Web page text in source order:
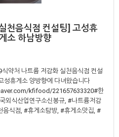
천음식점 컨설팅] 고성휴
소 하남방향
약처 나트륨 저감화 실천음식점 컨설
성휴게소 양방향에 다녀왔습니다
kfifood/221657633320#한
외식산업연구소신봉규, #나트륨저감
식점, #휴게소탐방, #휴게소맛집, #